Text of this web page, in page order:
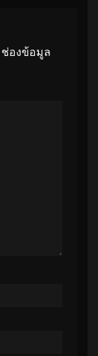
ช่องข้อมูล